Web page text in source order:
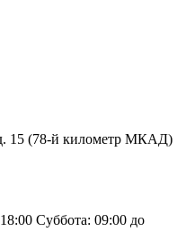
15 (78-й километр МКАД)
Суббота: 09:00 до